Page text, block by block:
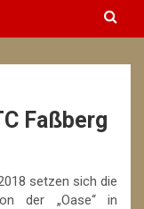
Faßberg
setzen sich die
der „Oase“ in